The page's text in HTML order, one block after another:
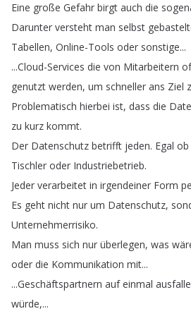
Eine große Gefahr birgt auch die
Darunter versteht man selbst
Tabellen, Online-Tools oder sonstige...
...Cloud-Services die von Mitarbeitern
genutzt werden, um schneller ans Ziel
Problematisch hierbei ist, dass die
zu kurz kommt.
Der Datenschutz betrifft jeden. Egal ob
Tischler oder Industriebetrieb.
Jeder verarbeitet in irgendeiner Form
Es geht nicht nur um Datenschutz,
Unternehmerrisiko.
Man muss sich nur überlegen, was
oder die Kommunikation mit...
...Geschäftspartnern auf einmal
würde,...